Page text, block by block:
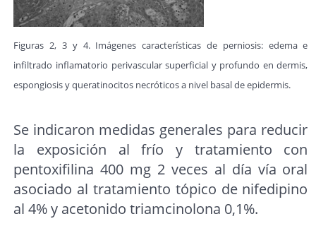
Figuras 2, 3 y 4. Imágenes características de perniosis: edema e
infiltrado inflamatorio perivascular superficial y profundo en dermis,
espongiosis y queratinocitos necróticos a nivel basal de epidermis.
Se indicaron medidas generales para reducir
la exposición al frío y tratamiento con
pentoxifilina 400 mg 2 veces al día vía oral
asociado al tratamiento tópico de nifedipino
al 4% y acetonido triamcinolona 0,1%.